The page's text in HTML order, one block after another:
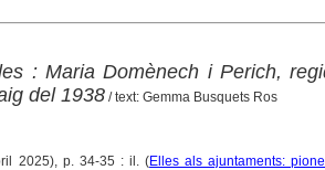
: Maria Domènech i Perich,
del 1938/ text: Gemma Busquets Ros
2025), p. 34-35 : il. (Elles als ajuntaments: